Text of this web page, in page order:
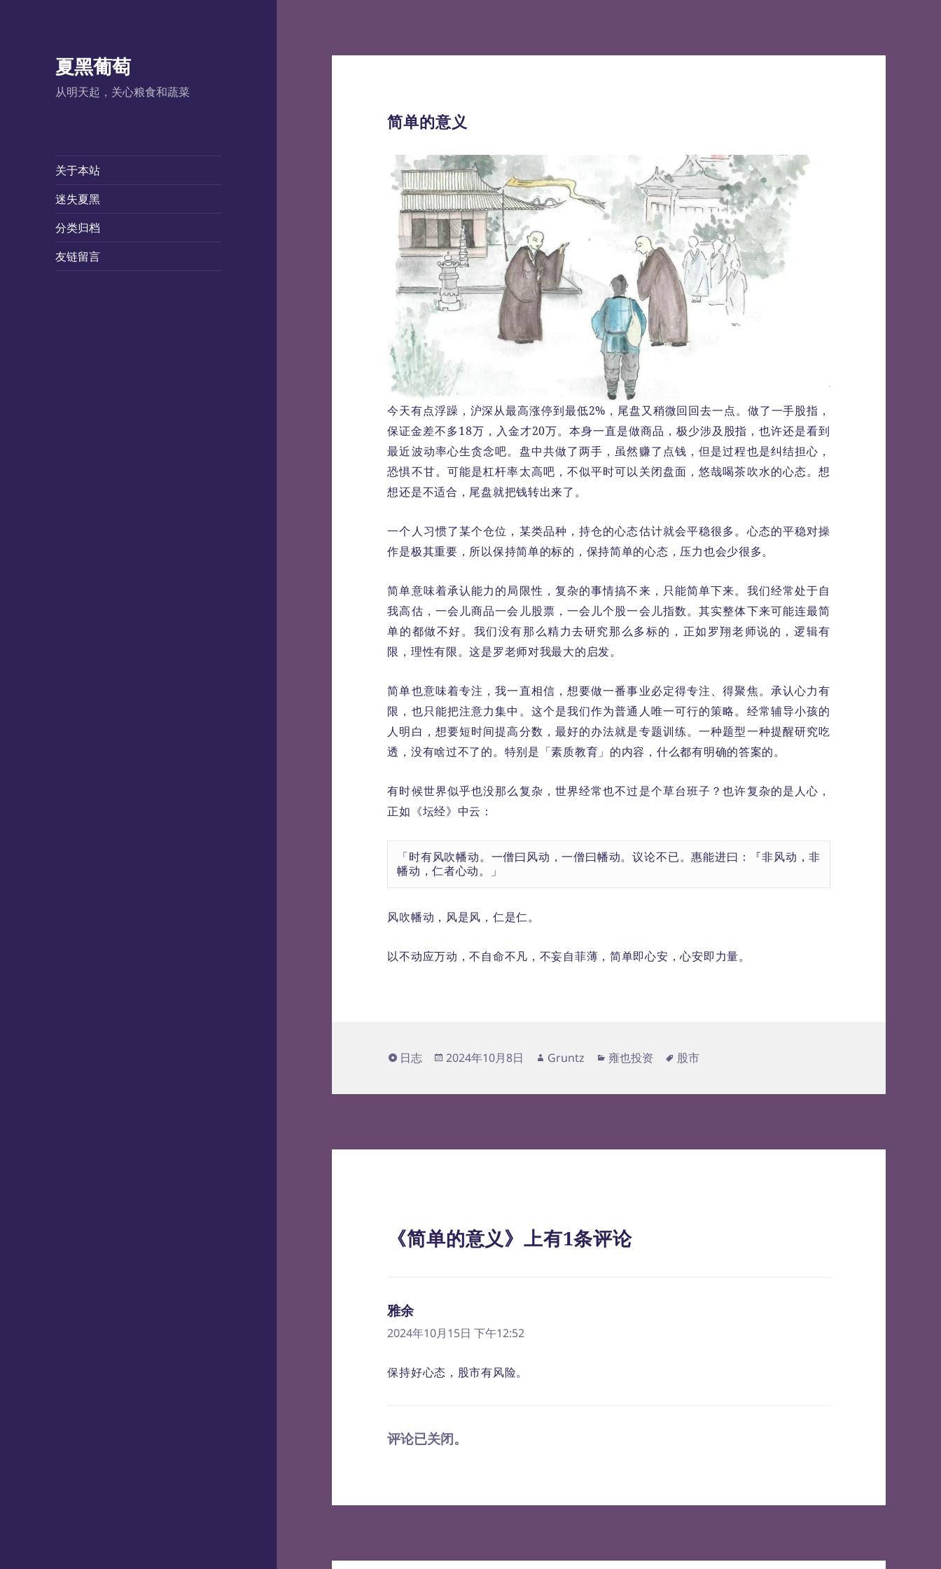
夏黑葡萄
从明天起，关心粮食和蔬菜
关于本站
迷失夏黑
分类归档
友链留言
简单的意义
今天有点浮躁，沪深从最高涨停到最低2%，尾盘又稍微回回去一点。做了一手股指，
保证金差不多18万，入金才20万。本身一直是做商品，极少涉及股指，也许还是看到
最近波动率心生贪念吧。盘中共做了两手，虽然赚了点钱，但是过程也是纠结担心，
恐惧不甘。可能是杠杆率太高吧，不似平时可以关闭盘面，悠哉喝茶吹水的心态。想
想还是不适合，尾盘就把钱转出来了。
一个人习惯了某个仓位，某类品种，持仓的心态估计就会平稳很多。心态的平稳对操
作是极其重要，所以保持简单的标的，保持简单的心态，压力也会少很多。
简单意味着承认能力的局限性，复杂的事情搞不来，只能简单下来。我们经常处于自
我高估，一会儿商品一会儿股票，一会儿个股一会儿指数。其实整体下来可能连最简
单的都做不好。我们没有那么精力去研究那么多标的，正如罗翔老师说的，逻辑有
限，理性有限。这是罗老师对我最大的启发。
简单也意味着专注，我一直相信，想要做一番事业必定得专注、得聚焦。承认心力有
限，也只能把注意力集中。这个是我们作为普通人唯一可行的策略。经常辅导小孩的
人明白，想要短时间提高分数，最好的办法就是专题训练。一种题型一种提醒研究吃
透，没有啥过不了的。特别是「素质教育」的内容，什么都有明确的答案的。
有时候世界似乎也没那么复杂，世界经常也不过是个草台班子？也许复杂的是人心，
正如《坛经》中云：
「时有风吹幡动。一僧曰风动，一僧曰幡动。议论不已。惠能进曰：『非风动，非
幡动，仁者心动。」
风吹幡动，风是风，仁是仁。
以不动应万动，不自命不凡，不妄自菲薄，简单即心安，心安即力量。
格
日志
发
于
2024年10月8日
作
Gruntz
分
雍也投资
标
股市
《简单的意义》上有1条评论
雅余说
道：
2024年10月15日 下午12:52
保持好心态，股市有风险。
评论已关闭。